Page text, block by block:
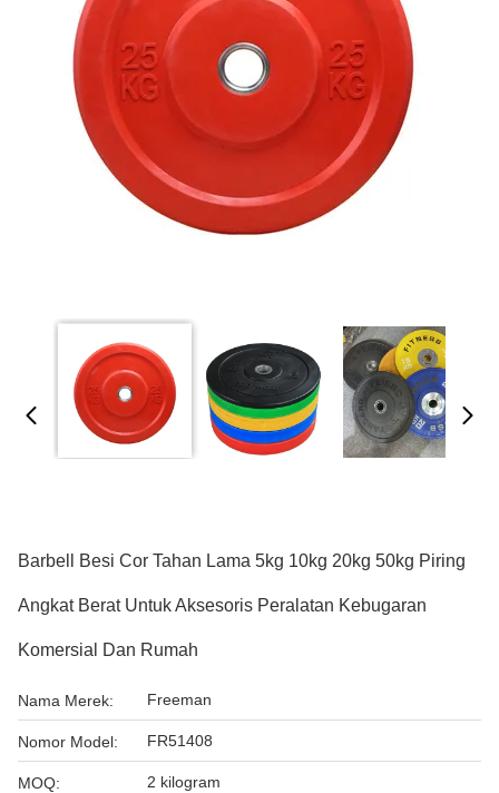
Barbell Besi Cor Tahan Lama 5kg 10kg 20kg 50kg Piring
Angkat Berat Untuk Aksesoris Peralatan Kebugaran
Komersial Dan Rumah
Nama Merek: Freeman
Nomor Model: FR51408
MOQ: 2 kilogram